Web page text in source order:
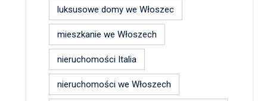
luksusowe domy we Włoszec
mieszkanie we Włoszech
nieruchomości Italia
nieruchomości we Włoszech